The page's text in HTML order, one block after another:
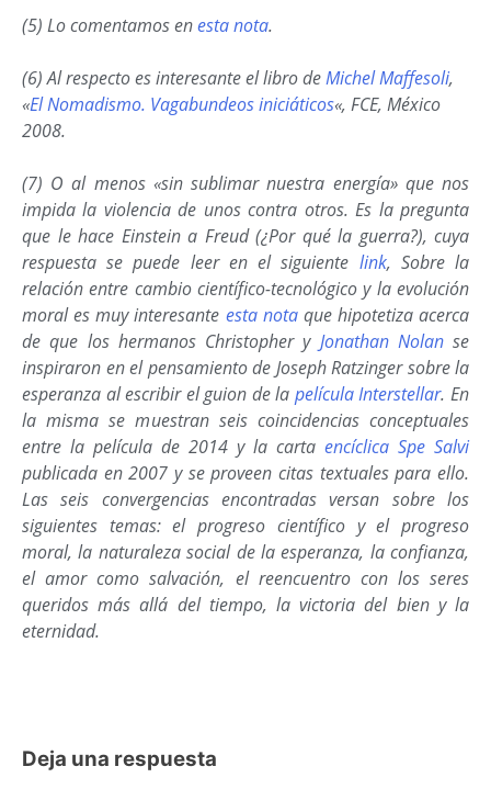
(5) Lo comentamos enesta nota.
(6) Al respecto es interesante el libro deMichel Maffesoli,
«El Nomadismo. Vagabundeos iniciáticos«, FCE, México
2008.
(7) O al menos «sin sublimar nuestra energía» que nos
impida la violencia de unos contra otros. Es la pregunta
que le hace Einstein a Freud (¿Por qué la guerra?), cuya
respuesta se puede leer en el siguiente link, Sobre la
relación entre cambio científico-tecnológico y la evolución
moral es muy interesante esta notaque hipotetiza acerca
de que los hermanos Christopher y Jonathan Nolanse
inspiraron en el pensamiento de Joseph Ratzinger sobre la
esperanza al escribir el guion de la películaInterstellar. En
la misma se muestran seis coincidencias conceptuales
entre la película de 2014 y la carta encíclica Spe Salvi
publicada en 2007 y se proveen citas textuales para ello.
Las seis convergencias encontradas versan sobre los
siguientes temas: el progreso científico y el progreso
moral, la naturaleza social de la esperanza, la confianza,
el amor como salvación, el reencuentro con los seres
queridos más allá del tiempo, la victoria del bien y la
eternidad.
Deja una respuesta